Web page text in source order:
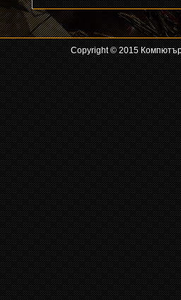
Copyright © 2015